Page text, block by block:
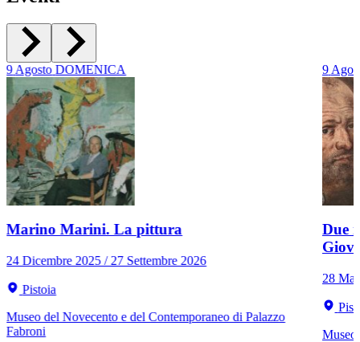
9Agosto DOMENICA
Marino Marini. La pittura
24 Dicembre 2025 / 27 Settembre 2026
Pistoia
Museo del Novecento e del Contemporaneo di Palazzo
Fabroni
9
Due
28
Museo